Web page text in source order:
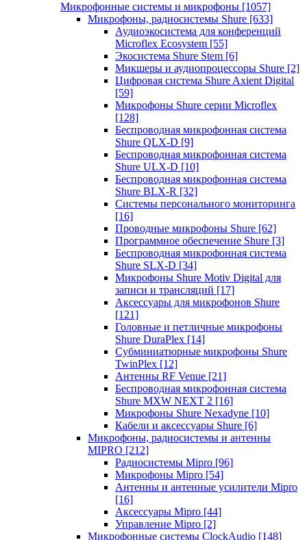
Микрофонные системы и микрофоны [1057]
Микрофоны, радиосистемы Shure [633]
Аудиоэкосистема для конференций
Microflex Ecosystem [55]
Экосистема Shure Stem [6]
Микшеры и аудиопроцессоры Shure [2]
Цифровая система Shure Axient Digital
[59]
Микрофоны Shure серии Microflex
[128]
Беспроводная микрофонная система
Shure QLX-D [9]
Беспроводная микрофонная система
Shure ULX-D [10]
Беспроводная микрофонная система
Shure BLX-R [32]
Системы персонального мониторинга
[16]
Проводные микрофоны Shure [62]
Программное обеспечение Shure [3]
Беспроводная микрофонная система
Shure SLX-D [34]
Микрофоны Shure Motiv Digital для
записи и трансляций [17]
Аксессуары для микрофонов Shure
[121]
Головные и петличные микрофоны
Shure DuraPlex [14]
Субминиатюрные микрофоны Shure
TwinPlex [12]
Антенны RF Venue [21]
Беспроводная микрофонная система
Shure MXW NEXT 2 [16]
Микрофоны Shure Nexadyne [10]
Кабели и аксессуары Shure [6]
Микрофоны, радиосистемы и антенны
MIPRO [212]
Радиосистемы Mipro [96]
Микрофоны Mipro [54]
Антенны и антенные усилители Mipro
[16]
Аксессуары Mipro [44]
Управление Mipro [2]
Микрофонные системы ClockAudio [148]